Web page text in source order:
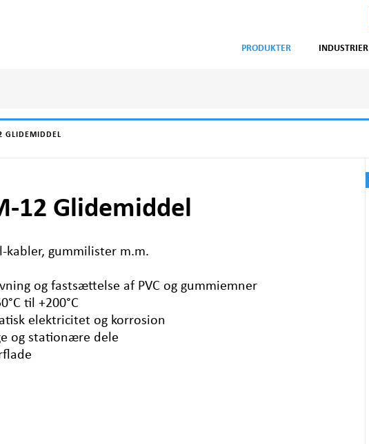
PRODUKTER INDUSTRIER
GLIDEMIDDEL
12 Glidemiddel
kabler, gummilister m.m.
og fastsættelse af PVC og gummiemner
til +200°C
elektricitet og korrosion
og stationære dele